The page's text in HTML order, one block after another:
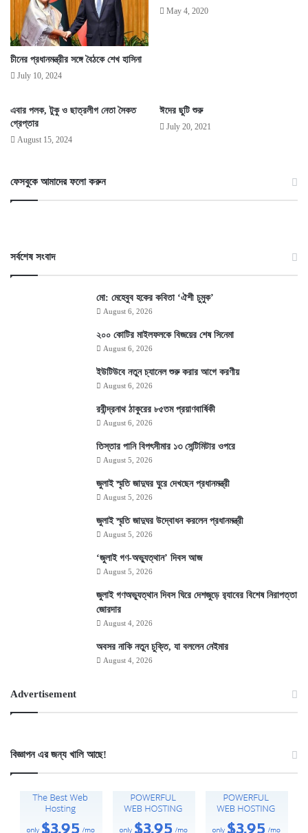
চীনের প্রধানমন্ত্রীর সঙ্গে বৈঠকে শেখ হাসিনা
July 10, 2024
May 4, 2020
এবার পলক, টুকু ও ছাত্রলীগ নেতা সৈকত
গ্রেপ্তার
August 15, 2024
ঈদের ছুটি শুরু
July 20, 2021
ফেসবুকে আমাদের ফলো করুন
সর্বশেষ সংবাদ
মো: মেহেবুব হকের কবিতা ‘ঐশী চুমুক’
August 6, 2026
২০০ কোটির মাইলফলকে বিজয়ের শেষ সিনেমা
August 6, 2026
ইউটিউবে নতুন চ্যানেল শুরু করার আগে করণীয়
August 6, 2026
রবীন্দ্রনাথ ঠাকুরের ৮৫তম প্রয়াণবার্ষিকী
August 6, 2026
তিস্তার পানি বিপৎসীমার ১৩ সেন্টিমিটার ওপরে
August 5, 2026
জুলাই স্মৃতি জাদুঘর ঘুরে দেখছেন প্রধানমন্ত্রী
August 5, 2026
জুলাই স্মৃতি জাদুঘর উদ্বোধন করলেন প্রধানমন্ত্রী
August 5, 2026
‘জুলাই গণ-অভ্যুত্থান’ দিবস আজ
August 5, 2026
জুলাই গণঅভ্যুত্থান দিবস ঘিরে দেশজুড়ে র‌্যাবের বিশেষ নিরাপত্তা
জোরদার
August 4, 2026
অবসর নাকি নতুন চুক্তি, যা বললেন নেইমার
August 4, 2026
Advertisement
বিজ্ঞাপন এর জন্য খালি আছে!